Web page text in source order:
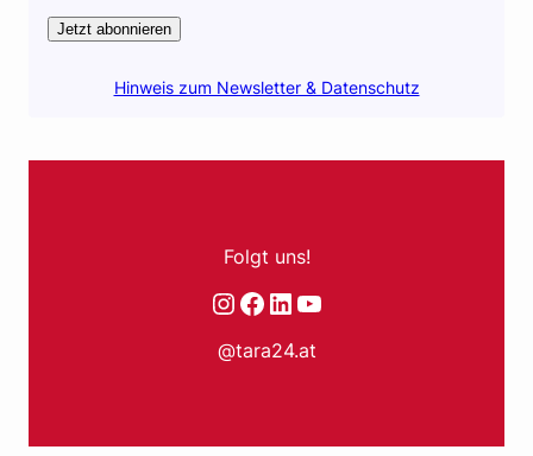
Jetzt abonnieren
Hinweis zum Newsletter & Datenschutz
Folgt uns!
Instagram
Facebook
LinkedIn
YouTube
@tara24.at